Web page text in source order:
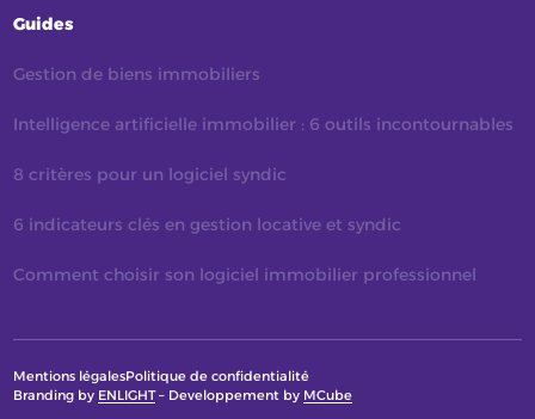
Guides
Gestion de biens immobiliers
Intelligence artificielle immobilier : 6 outils incontournables
8 critères pour un logiciel syndic
6 indicateurs clés en gestion locative et syndic
Comment choisir son logiciel immobilier professionnel
Mentions légalesPolitique de confidentialité
Branding by ENLIGHT– Developpement by MCube